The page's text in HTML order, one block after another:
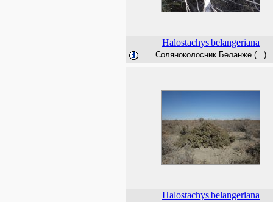
Halostachysbelangeriana
Соляноколосник Беланже (...)
Halostachysbelangeriana